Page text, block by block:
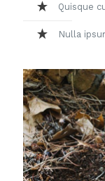
Quisque
Nulla